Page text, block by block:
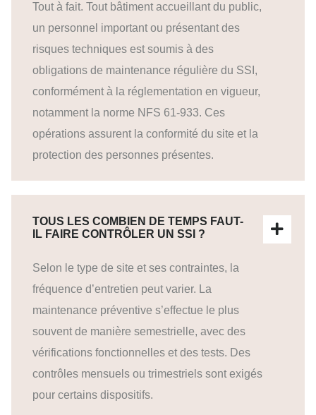
Tout à fait. Tout bâtiment accueillant du public,
un personnel important ou présentant des
risques techniques est soumis à des
obligations de maintenance régulière du SSI,
conformément à la réglementation en vigueur,
notamment la norme NFS 61-933. Ces
opérations assurent la conformité du site et la
protection des personnes présentes.
TOUS LES COMBIEN DE TEMPS FAUT-
IL FAIRE CONTRÔLER UN SSI ?
Selon le type de site et ses contraintes, la
fréquence d’entretien peut varier. La
maintenance préventive s’effectue le plus
souvent de manière semestrielle, avec des
vérifications fonctionnelles et des tests. Des
contrôles mensuels ou trimestriels sont exigés
pour certains dispositifs.